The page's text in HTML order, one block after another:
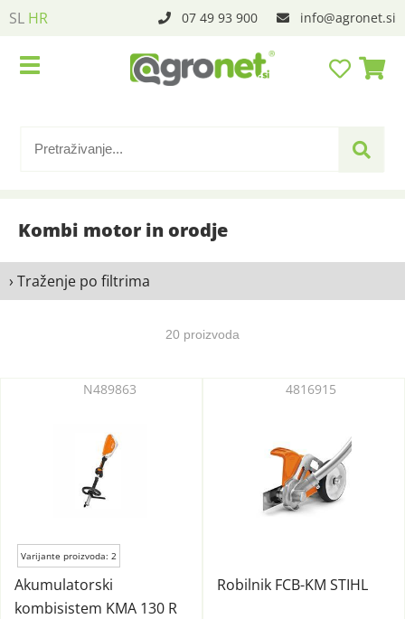
SL HR 07 49 93 900 info agronet.si
Kombi motor in orodje
› Traženje po filtrima
20 proizvoda
Varijante proizvoda: 2
Akumulatorski
kombisistem KMA 130 R
N489863
Robilnik FCB-KM STIHL
4816915